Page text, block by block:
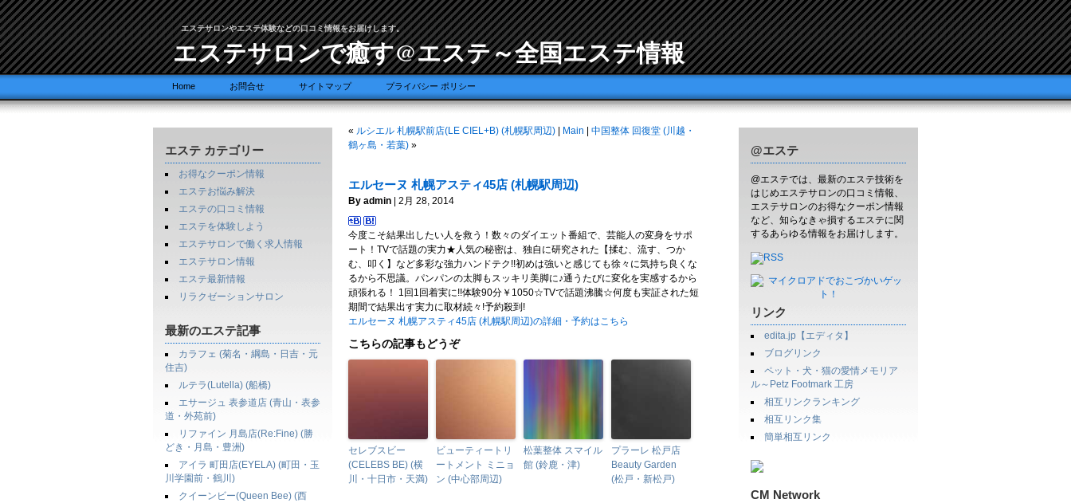
エステサロンやエステ体験などの口コミ情報をお届けします。
エステサロンで癒す@エステ～全国エステ情報
Home お問合せ サイトマップ プライバシー ポリシー
エステ カテゴリー
お得なクーポン情報
エステお悩み解決
エステの口コミ情報
エステを体験しよう
エステサロンで働く求人情報
エステサロン情報
エステ最新情報
リラクゼーションサロン
最新のエステ記事
カラフェ (菊名・綱島・日吉・元
住吉)
ルテラ(Lutella) (船橋)
エサージュ 表参道店 (青山・表参
道・外苑前)
リファイン 月島店(Re:Fine) (勝
どき・月島・豊洲)
アイラ 町田店(EYELA) (町田・玉
川学園前・鶴川)
クイーンビー(Queen Bee) (西
@エステ
@エステでは、最新のエステ技術を
はじめエステサロンの口コミ情報、
エステサロンのお得なクーポン情報
など、知らなきゃ損するエステに関
するあらゆる情報をお届けします。
リンク
edita.jp【エディタ】
ブログリンク
ペット・犬・猫の愛情メモリア
ル～Petz Footmark 工房
相互リンクランキング
相互リンク集
簡単相互リンク
CM Network
« ルシエル 札幌駅前店(LE CIEL+B) (札幌駅周辺) Main
中国整体 回復堂 (川越・
鶴ヶ島・若葉) »
エルセーヌ 札幌アスティ45店 (札幌駅周辺)
By admin | 2月 28, 2014
今度こそ結果出したい人を救う！数々のダイエット番組で、芸能人の変身をサポ
ート！TVで話題の実力★人気の秘密は、独自に研究された【揉む、流す、つか
む、叩く】など多彩な強力ハンドテク!!初めは強いと感じても徐々に気持ち良くな
るから不思議。パンパンの太脚もスッキリ美脚に♪通うたびに変化を実感するから
頑張れる！ 1回1回着実に!!体験90分￥1050☆TVで話題沸騰☆何度も実証された短
期間で結果出す実力に取材続々!予約殺到!
エルセーヌ 札幌アスティ45店 (札幌駅周辺)の詳細・予約はこちら
こちらの記事もどうぞ
セレブスビー
(CELEBS BE) (横
川・十日市・天満)
ビューティートリ
ートメント ミニョ
ン (中心部周辺)
松葉整体 スマイル
館 (鈴鹿・津)
プラーレ 松戸店
Beauty Garden
(松戸・新松戸)